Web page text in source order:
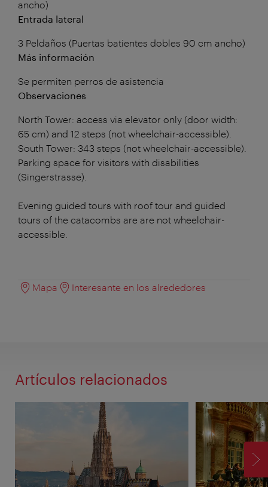
ancho)
Entrada lateral
3 Peldaños (Puertas batientes dobles 90 cm ancho)
Más información
Se permiten perros de asistencia
Observaciones
North Tower: access via elevator only (door width:
65 cm) and 12 steps (not wheelchair-accessible).
South Tower: 343 steps (not wheelchair-accessible).
Parking space for visitors with disabilities
(Singerstrasse).
Evening guided tours with roof tour and guided
tours of the catacombs are are not wheelchair-
accessible.
Mapa Interesante en los alrededores
Artículos relacionados